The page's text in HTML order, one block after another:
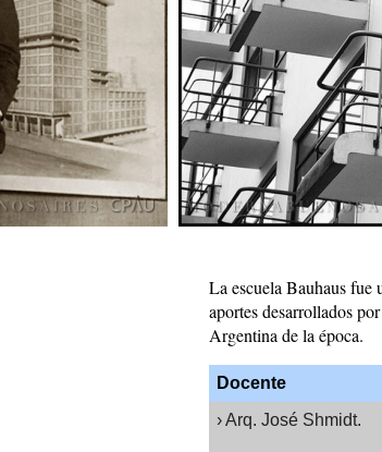
La escuela Bauhaus fue
aportes desarrollados
Argentina de la época.
Docente
› Arq. José Shmidt.